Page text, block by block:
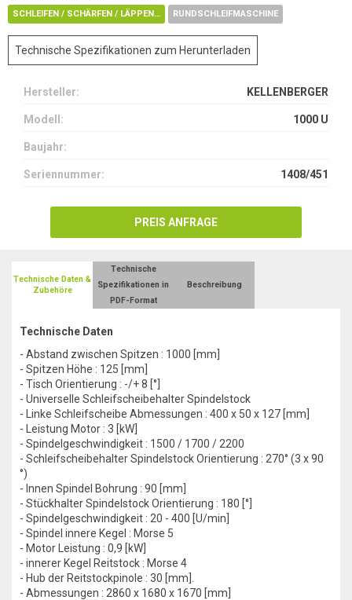
SCHLEIFEN / SCHÄRFEN / LÄPPEN / ENTGRATUNG / POLIEREN RUNDSCHLEIFMASCHINE
Technische Spezifikationen zum Herunterladen
Hersteller: KELLENBERGER
Modell: 1000 U
Baujahr:
Seriennummer: 1408/451
PREIS ANFRAGE
Technische Daten &
Zubehöre
Technische Daten
- Abstand zwischen Spitzen : 1000 [mm]
- Spitzen Höhe : 125 [mm]
- Tisch Orientierung : -/+ 8 [°]
- Universelle Schleifscheibehalter Spindelstock
- Linke Schleifscheibe Abmessungen : 400 x 50 x 127 [mm]
- Leistung Motor : 3 [kW]
- Spindelgeschwindigkeit : 1500 / 1700 / 2200
- Schleifscheibehalter Spindelstock Orientierung : 270° (3 x 90
°)
- Innen Spindel Bohrung : 90 [mm]
- Stückhalter Spindelstock Orientierung : 180 [°]
- Spindelgeschwindigkeit : 20 - 400 [U/min]
- Spindel innere Kegel : Morse 5
- Motor Leistung : 0,9 [kW]
- innerer Kegel Reitstock : Morse 4
- Hub der Reitstockpinole : 30 [mm].
- Abmessungen : 2860 x 1680 x 1670 [mm]
Technische
Spezifikationen in
PDF-Format
Beschreibung